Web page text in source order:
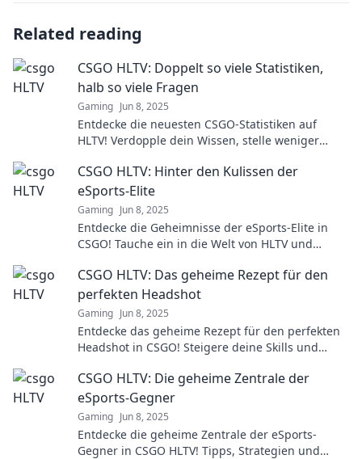
Related reading
CSGO HLTV: Doppelt so viele Statistiken,
halb so viele Fragen
Gaming Jun 8, 2025
Entdecke die neuesten CSGO-Statistiken auf
HLTV! Verdopple dein Wissen, stelle weniger
CSGO HLTV: Hinter den Kulissen der
eSports-Elite
Gaming Jun 8, 2025
Entdecke die Geheimnisse der eSports-Elite in
CSGO! Tauche ein in die Welt von HLTV und
CSGO HLTV: Das geheime Rezept für den
perfekten Headshot
Gaming Jun 8, 2025
Entdecke das geheime Rezept für den perfekten
Headshot in CSGO! Steigere deine Skills und
CSGO HLTV: Die geheime Zentrale der
eSports-Gegner
Gaming Jun 8, 2025
Entdecke die geheime Zentrale der eSports-
Gegner in CSGO HLTV! Tipps, Strategien und